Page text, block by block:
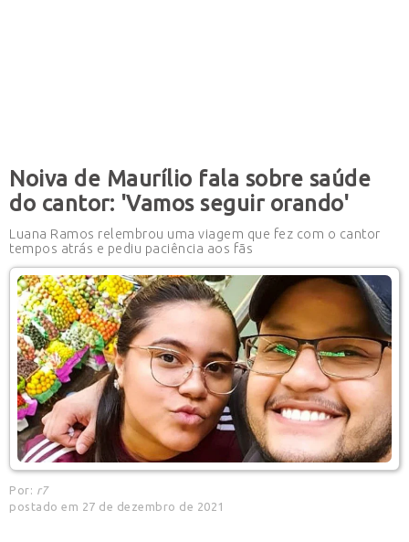
Noiva de Maurílio fala sobre saúde
do cantor: 'Vamos seguir orando'
Luana Ramos relembrou uma viagem que fez com o cantor
tempos atrás e pediu paciência aos fãs
Por: r7
postado em 27 de dezembro de 2021